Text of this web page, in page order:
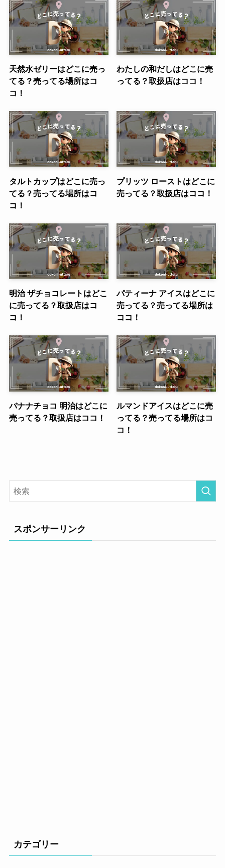
天然水ゼリーはどこに売っ
てる？売ってる場所はコ
コ！
わたしの和だしはどこに売
ってる？取扱店はココ！
タルトカップはどこに売っ
てる？売ってる場所はコ
コ！
プリッツ ローストはどこに
売ってる？取扱店はココ！
明治 ザチョコレートはどこ
に売ってる？取扱店はコ
コ！
パティーナ アイスはどこに
売ってる？売ってる場所は
ココ！
バナナチョコ 明治はどこに
売ってる？取扱店はココ！
ルマンドアイスはどこに売
ってる？売ってる場所はコ
コ！
スポンサーリンク
カテゴリー